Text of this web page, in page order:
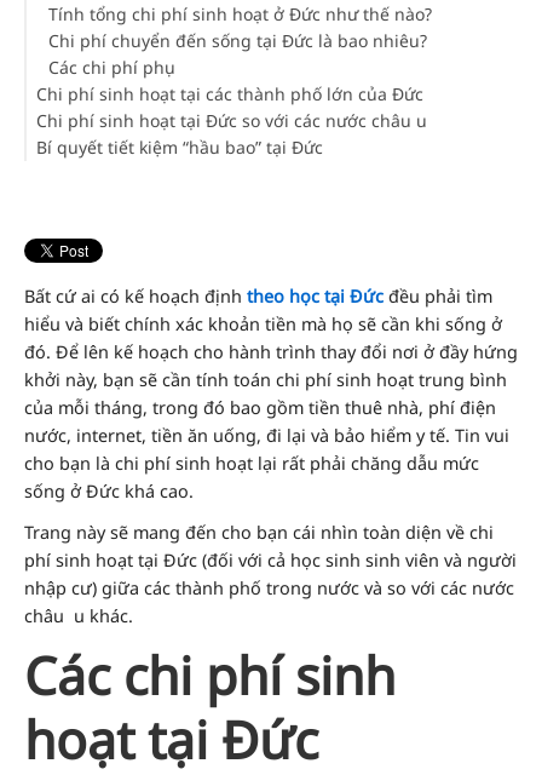
Tính tổng chi phí sinh hoạt ở Đức như thế nào?
Chi phí chuyển đến sống tại Đức là bao nhiêu?
Các chi phí phụ
Chi phí sinh hoạt tại các thành phố lớn của Đức
Chi phí sinh hoạt tại Berlin
Chi phí sinh hoạt tại Munich
Thành phố nào rẻ nhất ở Đức?
Chi phí sinh hoạt tại Đức so với các nước châu u
Chi phí sinh hoạt tại Đức so với Tây Ban Nha
Chi phí sinh hoạt tại Đức so với Áo
Chi phí sinh hoạt tại Đức so với Ý
Chi phí sinh hoạt tại Đức so với Thuỵ Điển
So sánh chi phí sinh hoạt giữa các quốc gia
Bí quyết tiết kiệm “hầu bao” tại Đức
Thẻ đi lại
Chuyển sang dùng sim nghe gọi
Chi phí sinh hoạt tại Đức tối thiểu là bao nhiêu?
Bất cứ ai có kế hoạch định theo học tại Đức đều phải tìm
hiểu và biết chính xác khoản tiền mà họ sẽ cần khi sống ở
đó. Để lên kế hoạch cho hành trình thay đổi nơi ở đầy hứng
khởi này, bạn sẽ cần tính toán chi phí sinh hoạt trung bình
của mỗi tháng, trong đó bao gồm tiền thuê nhà, phí điện
nước, internet, tiền ăn uống, đi lại và bảo hiểm y tế. Tin vui
cho bạn là chi phí sinh hoạt lại rất phải chăng dẫu mức
sống ở Đức khá cao.
Trang này sẽ mang đến cho bạn cái nhìn toàn diện về chi
phí sinh hoạt tại Đức (đối với cả học sinh sinh viên và người
nhập cư) giữa các thành phố trong nước và so với các nước
châu u khác.
Các chi phí sinh
hoạt tại Đức